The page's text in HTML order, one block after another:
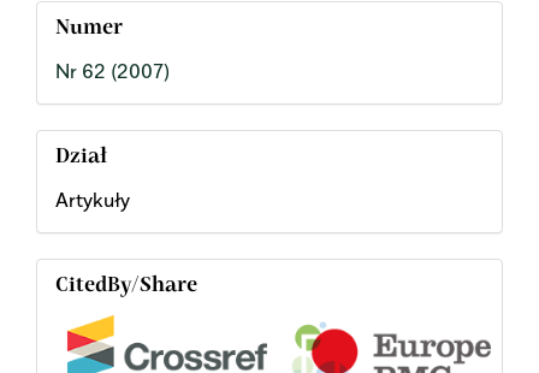
Numer
Nr 62 (2007)
Dział
Artykuły
CitedBy/Share